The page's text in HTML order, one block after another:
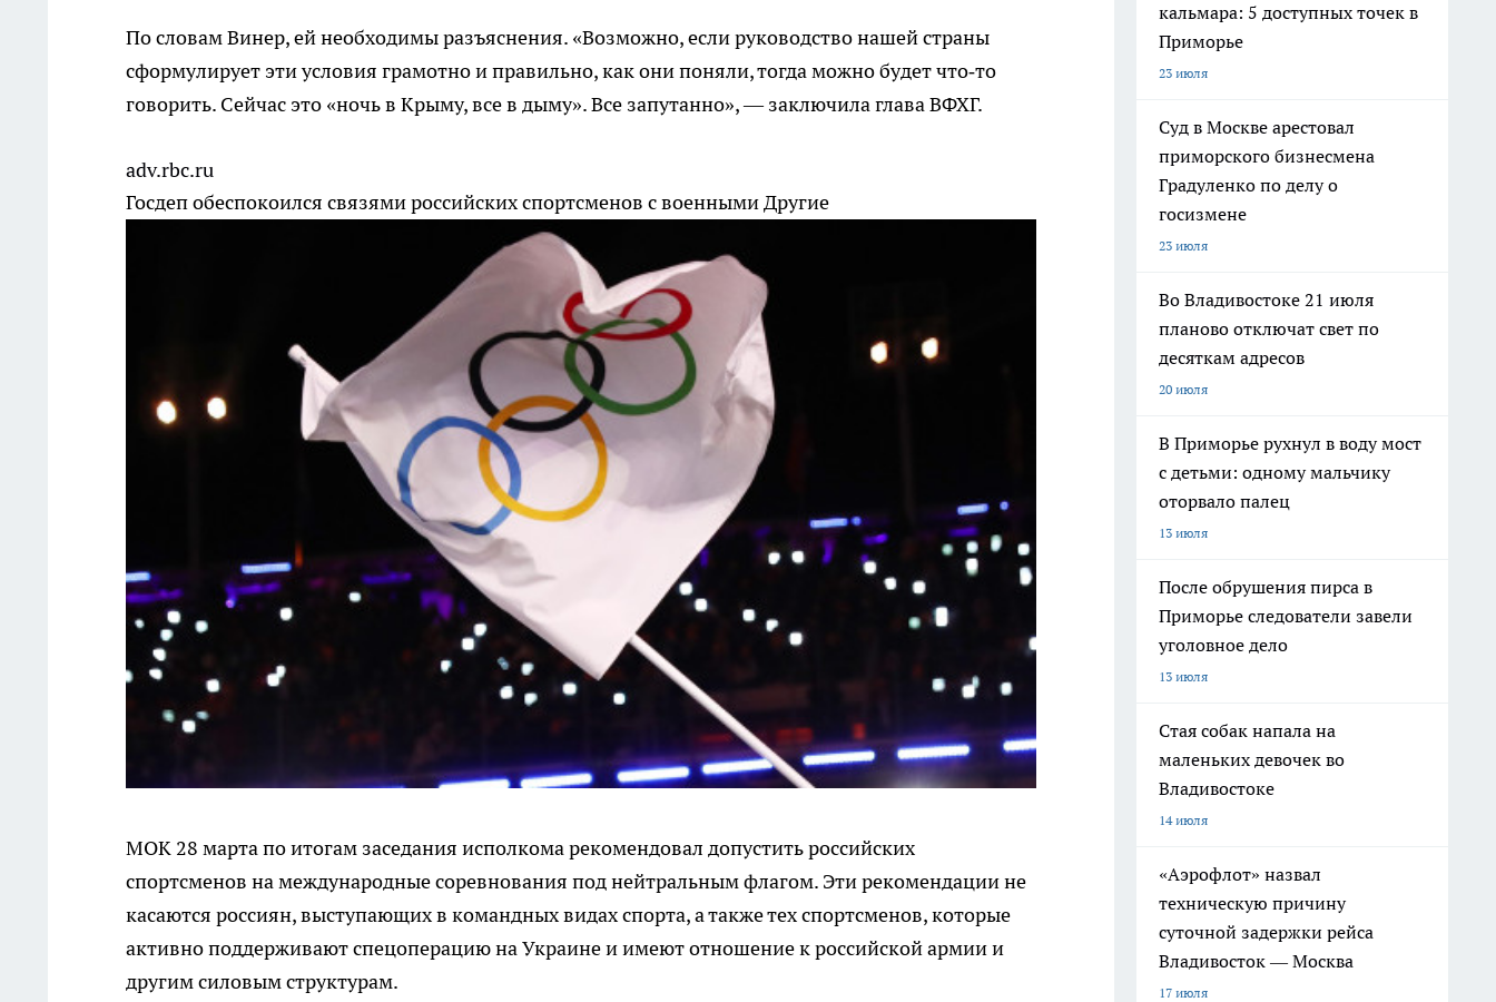
По словам Винер, ей необходимы разъяснения. «Возможно, если руководство нашей страны
сформулирует эти условия грамотно и правильно, как они поняли, тогда можно будет что‑то
говорить. Сейчас это «ночь в Крыму, все в дыму». Все запутанно», — заключила глава ВФХГ.
adv.rbc.ru
Госдеп обеспокоился связями российских спортсменов с военнымиДругие
МОК 28 марта по итогам заседания исполкома рекомендовал допустить российских
спортсменов на международные соревнования под нейтральным флагом. Эти рекомендации не
касаются россиян, выступающих в командных видах спорта, а также тех спортсменов, которые
активно поддерживают спецоперацию на Украине и имеют отношение к российской армии и
другим силовым структурам.
кальмара: 5 доступных точек в
Приморье
23 июля
Суд в Москве арестовал
приморского бизнесмена
Градуленко по делу о
госизмене
23 июля
Во Владивостоке 21 июля
планово отключат свет по
десяткам адресов
20 июля
В Приморье рухнул в воду мост
с детьми: одному мальчику
оторвало палец
13 июля
После обрушения пирса в
Приморье следователи завели
уголовное дело
13 июля
Стая собак напала на
маленьких девочек во
Владивостоке
14 июля
«Аэрофлот» назвал
техническую причину
суточной задержки рейса
Владивосток — Москва
17 июля